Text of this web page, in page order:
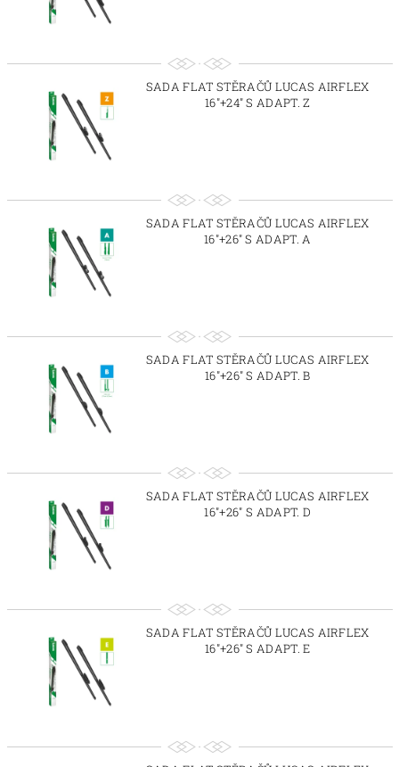
SADA FLAT STĚRAČŮ LUCAS AIRFLEX
16"+24" S ADAPT. Z
SADA FLAT STĚRAČŮ LUCAS AIRFLEX
16"+26" S ADAPT. A
SADA FLAT STĚRAČŮ LUCAS AIRFLEX
16"+26" S ADAPT. B
SADA FLAT STĚRAČŮ LUCAS AIRFLEX
16"+26" S ADAPT. D
SADA FLAT STĚRAČŮ LUCAS AIRFLEX
16"+26" S ADAPT. E